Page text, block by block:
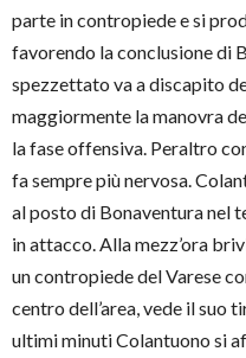
parte in contropiede e si
favorendo la conclusione di
spezzettato va a discapito
maggiormente la manovra
la fase offensiva. Peraltro
fa sempre più nervosa.
al posto di Bonaventura nel
in attacco. Alla mezz’ora
un contropiede del Varese
centro dell’area, vede il suo
ultimi minuti Colantuono si